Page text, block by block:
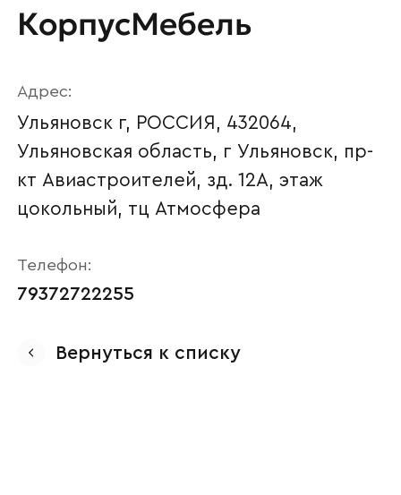
КорпусМебель
Адрес:
Ульяновск г, РОССИЯ, 432064,
Ульяновская область, г Ульяновск, пр-
кт Авиастроителей, зд. 12А, этаж
цокольный, тц Атмосфера
Телефон:
79372722255
Вернуться к списку